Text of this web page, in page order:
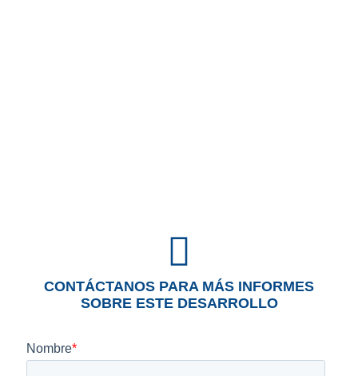
CONTÁCTANOS PARA MÁS INFORMES
SOBRE ESTE DESARROLLO